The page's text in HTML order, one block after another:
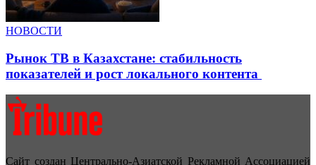
НОВОСТИ
Рынок ТВ в Казахстане: стабильность
показателей и рост локального контента
Сайт создан Центрально-Азиатской Рекламной Ассоциацией